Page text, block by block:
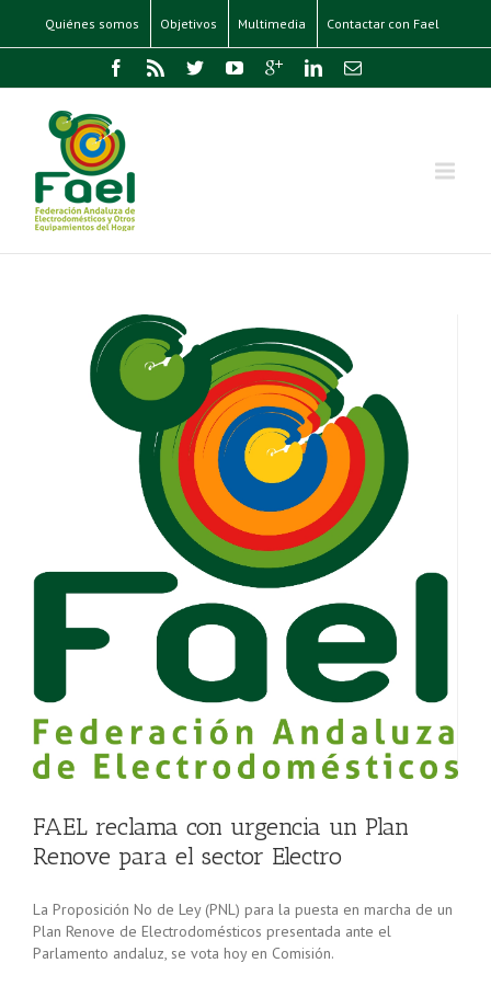
Quiénes somos Objetivos Multimedia Contactar con Fael
FAEL reclama con urgencia un Plan
Renove para el sector Electro
La Proposición No de Ley (PNL) para la puesta en marcha de un
Plan Renove de Electrodomésticos presentada ante el
Parlamento andaluz, se vota hoy en Comisión.